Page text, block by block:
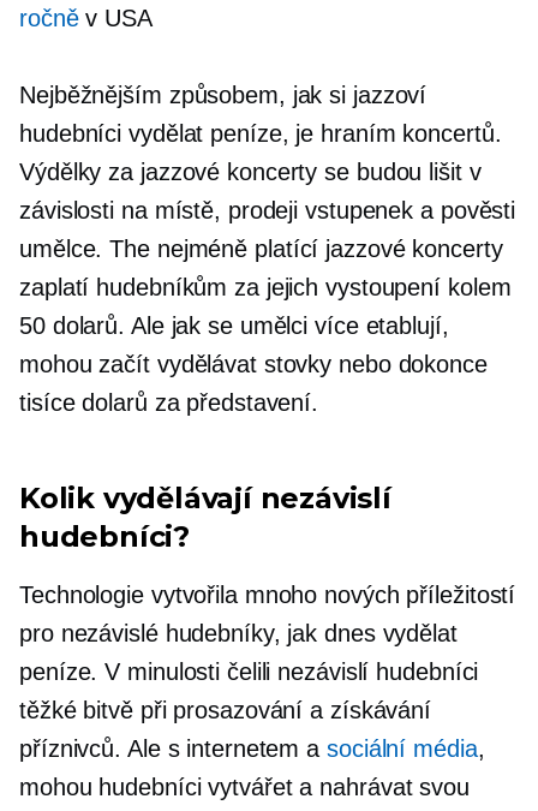
ročněv USA
Nejběžnějším způsobem, jak si jazzoví
hudebníci vydělat peníze, je hraním koncertů.
Výdělky za jazzové koncerty se budou lišit v
závislosti na místě, prodeji vstupenek a pověsti
umělce. The nejméně platící jazzové koncerty
zaplatí hudebníkům za jejich vystoupení kolem
50 dolarů. Ale jak se umělci více etablují,
mohou začít vydělávat stovky nebo dokonce
tisíce dolarů za představení.
Kolik vydělávají nezávislí
hudebníci?
Technologie vytvořila mnoho nových příležitostí
pro nezávislé hudebníky, jak dnes vydělat
peníze. V minulosti čelili nezávislí hudebníci
těžké bitvě při prosazování a získávání
příznivců. Ale s internetem a sociální média,
mohou hudebníci vytvářet a nahrávat svou